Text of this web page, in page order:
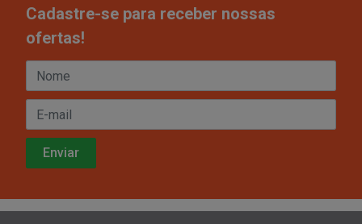
Cadastre-se para receber nossas
ofertas!